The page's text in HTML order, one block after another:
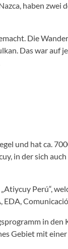
haben
Die
Das war
und hat ca.
in der sich
Perú“,
in den
Gebiet mit